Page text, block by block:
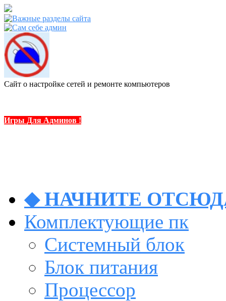
Сайт о настройке сетей и ремонте компьютеров
Игры Для Админов !
◆ НАЧНИТЕ
Комплектующие пк
Системный блок
Блок питания
Процессор